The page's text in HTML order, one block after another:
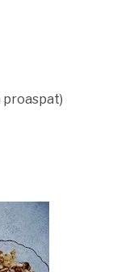
proaspat)